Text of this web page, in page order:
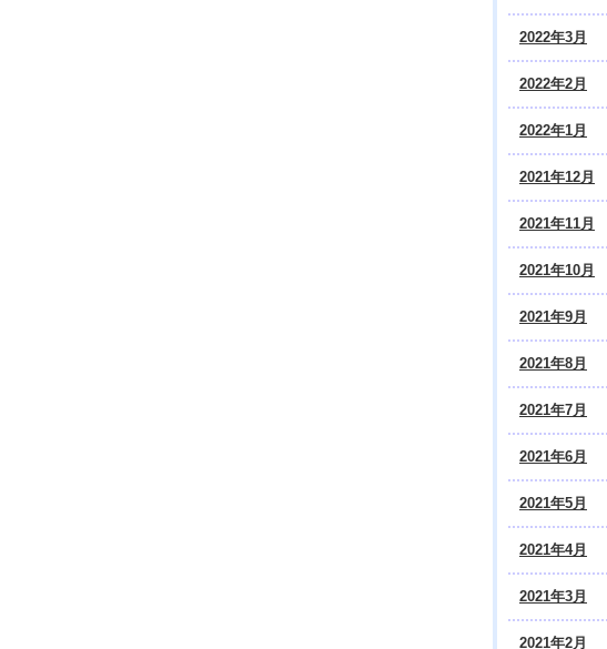
2022年3月
2022年2月
2022年1月
2021年12月
2021年11月
2021年10月
2021年9月
2021年8月
2021年7月
2021年6月
2021年5月
2021年4月
2021年3月
2021年2月